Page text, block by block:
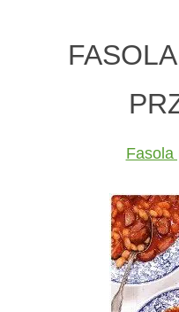
Fasola